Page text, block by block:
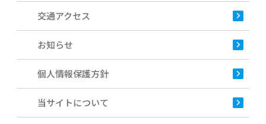
交通アクセス
お知らせ
個人情報保護方針
当サイトについて